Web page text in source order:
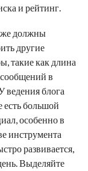
и рейтинг.
должны
другие
такие как длина
в
ведения блога
есть большой
особенно в
инструмента
развивается,
Выделяйте